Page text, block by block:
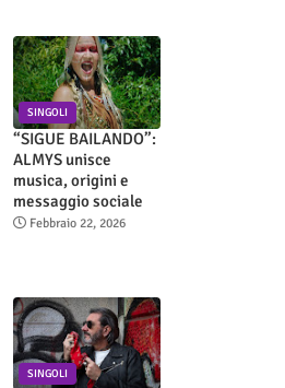
SINGOLI
“SIGUE BAILANDO”:
ALMYS unisce
musica, origini e
messaggio sociale
Febbraio 22, 2026
SINGOLI